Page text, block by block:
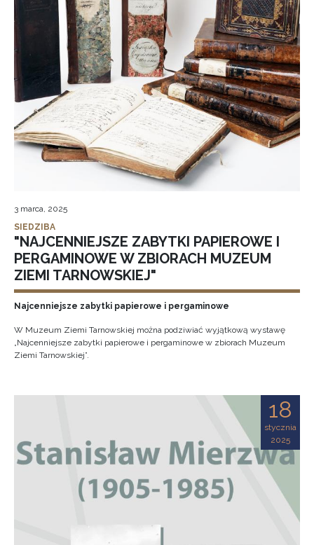
3 marca, 2025
SIEDZIBA
"NAJCENNIEJSZE ZABYTKI PAPIEROWE I
PERGAMINOWE W ZBIORACH MUZEUM
ZIEMI TARNOWSKIEJ"
Najcenniejsze zabytki papierowe i pergaminowe
W Muzeum Ziemi Tarnowskiej można podziwiać wyjątkową wystawę
„Najcenniejsze zabytki papierowe i pergaminowe w zbiorach Muzeum
Ziemi Tarnowskiej”.
18
stycznia
2025